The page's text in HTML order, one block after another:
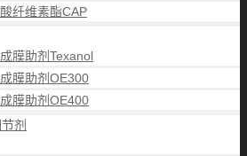
纤维素酯CAP
膜助剂Texanol
膜助剂OE300
膜助剂OE400
剂